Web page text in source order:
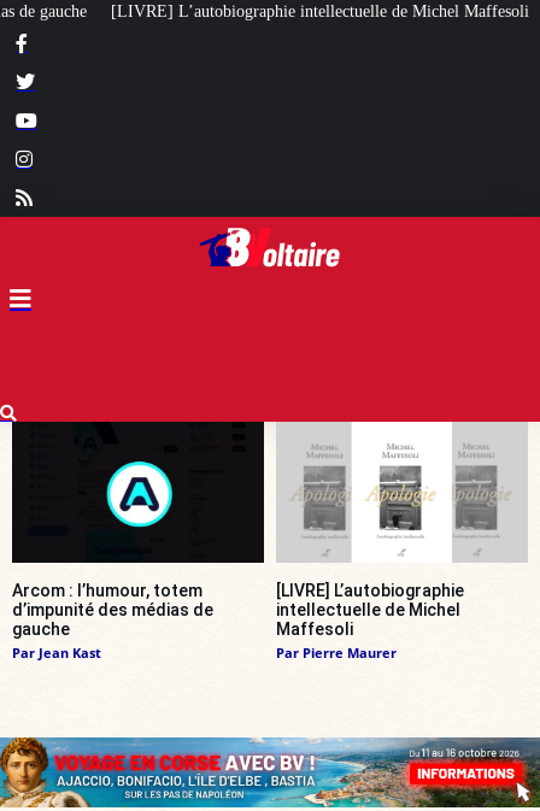
intellectuelle de Michel Maffesoli Pour regagner son influence en
Arcom : l’humour, totem
d’impunité des médias de
gauche
Par Jean Kast
[LIVRE] L’autobiographie
intellectuelle de Michel
Maffesoli
Par Pierre Maurer